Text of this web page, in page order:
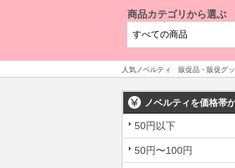
商品カテゴリから選ぶ
人気ノベルティ 販促品・販促グ
ノベルティを価格帯
50円以下
50円〜100円